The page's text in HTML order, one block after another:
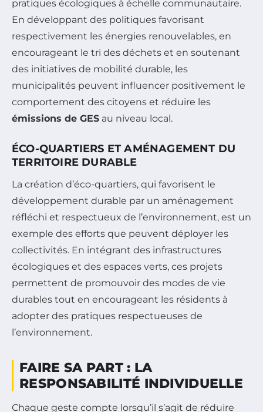
pratiques écologiques à échelle communautaire.
En développant des politiques favorisant
respectivement les énergies renouvelables, en
encourageant le tri des déchets et en soutenant
des initiatives de mobilité durable, les
municipalités peuvent influencer positivement le
comportement des citoyens et réduire les
émissions de GES au niveau local.
ÉCO-QUARTIERS ET AMÉNAGEMENT DU
TERRITOIRE DURABLE
La création d’éco-quartiers, qui favorisent le
développement durable par un aménagement
réfléchi et respectueux de l’environnement, est un
exemple des efforts que peuvent déployer les
collectivités. En intégrant des infrastructures
écologiques et des espaces verts, ces projets
permettent de promouvoir des modes de vie
durables tout en encourageant les résidents à
adopter des pratiques respectueuses de
l’environnement.
FAIRE SA PART : LA
RESPONSABILITÉ INDIVIDUELLE
Chaque geste compte lorsqu’il s’agit de réduire